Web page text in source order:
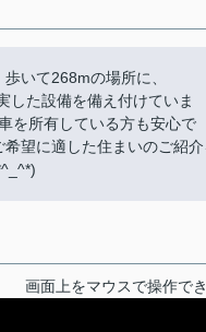
いて268mの場所に、
した設備を備え付けていま
を所有している方も安心で
望に適した住まいのご紹
画面上をマウスで操作で